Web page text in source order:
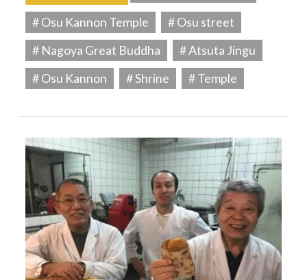
# Osu Kannon Temple
# Osu street
# Nagoya Great Buddha
# Atsuta Jingu
# Osu Kannon
# Shrine # Temple